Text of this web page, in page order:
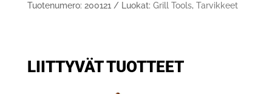
Tuotenumero: 200121 Luokat: Grill Tools, Tarvikkeet
LIITTYVÄT TUOTTEET